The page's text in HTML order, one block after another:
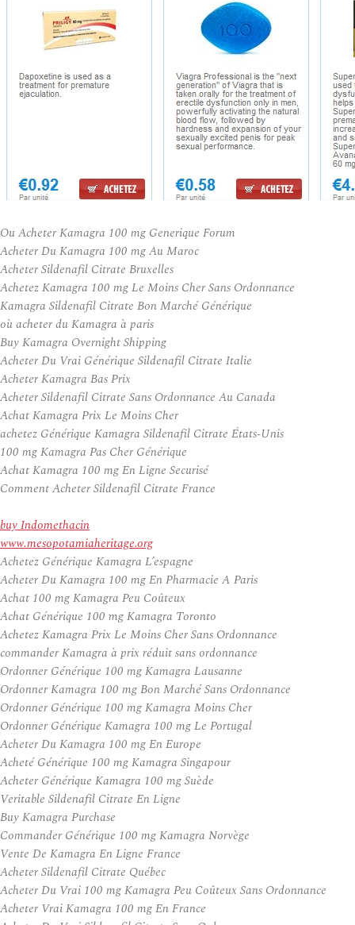
Ou Acheter Kamagra 100 mg Generique Forum
Acheter Du Kamagra 100 mg Au Maroc
Acheter Sildenafil Citrate Bruxelles
Achetez Kamagra 100 mg Le Moins Cher Sans Ordonnance
Kamagra Sildenafil Citrate Bon Marché Générique
où acheter du Kamagra à paris
Buy Kamagra Overnight Shipping
Acheter Du Vrai Générique Sildenafil Citrate Italie
Acheter Kamagra Bas Prix
Acheter Sildenafil Citrate Sans Ordonnance Au Canada
Achat Kamagra Prix Le Moins Cher
achetez Générique Kamagra Sildenafil Citrate États-Unis
100 mg Kamagra Pas Cher Générique
Achat Kamagra 100 mg En Ligne Securisé
Comment Acheter Sildenafil Citrate France
buy Indomethacin
www.mesopotamiaheritage.org
Achetez Générique Kamagra L’espagne
Acheter Du Kamagra 100 mg En Pharmacie A Paris
Achat 100 mg Kamagra Peu Coûteux
Achat Générique 100 mg Kamagra Toronto
Achetez Kamagra Prix Le Moins Cher Sans Ordonnance
commander Kamagra à prix réduit sans ordonnance
Ordonner Générique 100 mg Kamagra Lausanne
Ordonner Kamagra 100 mg Bon Marché Sans Ordonnance
Ordonner Générique 100 mg Kamagra Moins Cher
Ordonner Générique Kamagra 100 mg Le Portugal
Acheter Du Kamagra 100 mg En Europe
Acheté Générique 100 mg Kamagra Singapour
Acheter Générique Kamagra 100 mg Suède
Veritable Sildenafil Citrate En Ligne
Buy Kamagra Purchase
Commander Générique 100 mg Kamagra Norvège
Vente De Kamagra En Ligne France
Acheter Sildenafil Citrate Québec
Acheter Du Vrai 100 mg Kamagra Peu Coûteux Sans Ordonnance
Acheter Vrai Kamagra 100 mg En France